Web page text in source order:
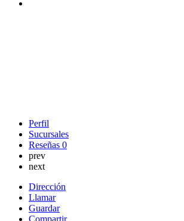
Perfil
Sucursales
Reseñas 0
prev
next
Dirección
Llamar
Guardar
Compartir